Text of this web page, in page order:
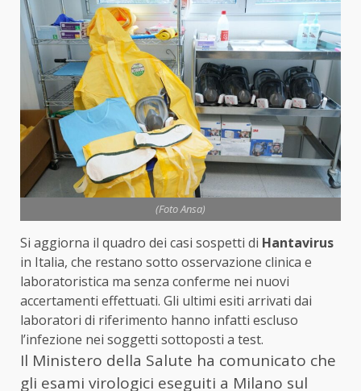
(Foto Ansa)
Si aggiorna il quadro dei casi sospetti di Hantavirus
in Italia, che restano sotto osservazione clinica e
laboratoristica ma senza conferme nei nuovi
accertamenti effettuati. Gli ultimi esiti arrivati dai
laboratori di riferimento hanno infatti escluso
l’infezione nei soggetti sottoposti a test.
Il Ministero della Salute ha comunicato che
gli esami virologici eseguiti a Milano sul